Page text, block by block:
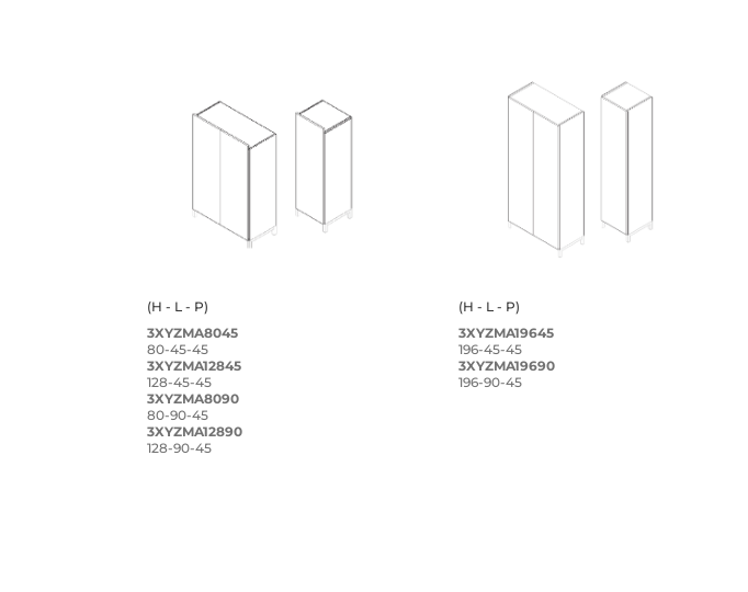
(H - L - P)
3XYZMA8045
80-45-45
3XYZMA12845
128-45-45
3XYZMA8090
80-90-45
3XYZMA12890
128-90-45
(H - L - P)
3XYZMA19645
196-45-45
3XYZMA19690
196-90-45